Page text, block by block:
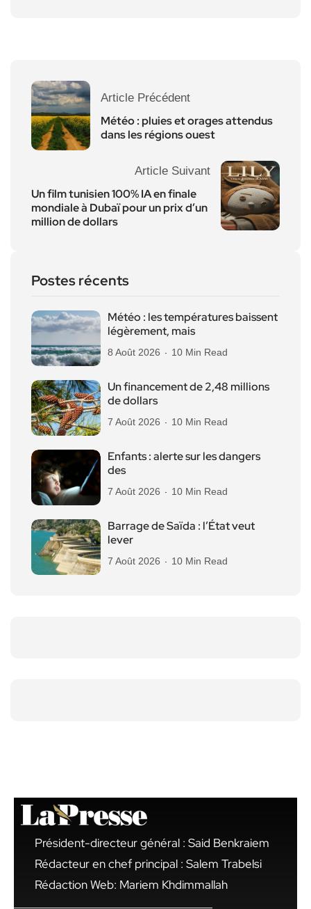
Article Précédent
Météo : pluies et orages attendus
dans les régions ouest
Article Suivant
Un film tunisien 100% IA en finale
mondiale à Dubaï pour un prix d’un
million de dollars
Postes récents
Météo : les températures baissent
légèrement, mais
8 Août 2026 10 Min Read
Un financement de 2,48 millions
de dollars
7 Août 2026 10 Min Read
Enfants : alerte sur les dangers
des
7 Août 2026 10 Min Read
Barrage de Saïda : l’État veut
lever
7 Août 2026 10 Min Read
Président-directeur général : Said Benkraiem
Rédacteur en chef principal : Salem Trabelsi
Rédaction Web: Mariem Khdimmallah